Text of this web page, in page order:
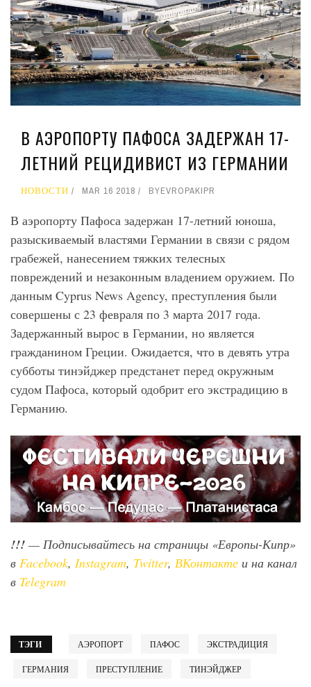
В АЭРОПОРТУ ПАФОСА ЗАДЕРЖАН 17-
ЛЕТНИЙ РЕЦИДИВИСТ ИЗ ГЕРМАНИИ
НОВОСТИ MAR 16 2018 BYEVROPAKIPR
В аэропорту Пафоса задержан 17-летний юноша,
разыскиваемый властями Германии в связи с рядом
грабежей, нанесением тяжких телесных
повреждений и незаконным владением оружием. По
данным Cyprus News Agency, преступления были
совершены с 23 февраля по 3 марта 2017 года.
Задержанный вырос в Германии, но является
гражданином Греции. Ожидается, что в девять утра
субботы тинэйджер предстанет перед окружным
судом Пафоса, который одобрит его экстрадицию в
Германию.
!!! — Подписывайтесь на страницы «Европы-Кипр»
в Facebook, Instagram, Twitter, ВКонтакте и на канал
в Telegram
ТЭГИ АЭРОПОРТ ПАФОС ЭКСТРАДИЦИЯ
ГЕРМАНИЯ ПРЕСТУПЛЕНИЕ ТИНЭЙДЖЕР